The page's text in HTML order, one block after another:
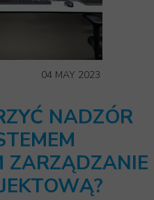
04 MAY 2023
NADZÓR
ZARZĄDZANIE